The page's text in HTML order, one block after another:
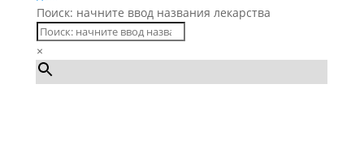
Поиск: начните ввод названия лекарства
×